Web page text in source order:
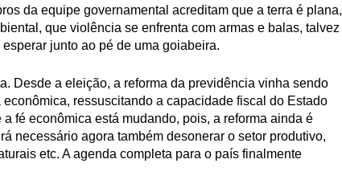
da equipe governamental acreditam que a terra é plana,
que violência se enfrenta com armas e balas, talvez
junto ao pé de uma goiabeira.
Desde a eleição, a reforma da previdência vinha sendo
ressuscitando a capacidade fiscal do Estado
fé econômica está mudando, pois, a reforma ainda é
necessário agora também desonerar o setor produtivo,
etc. A agenda completa para o país finalmente